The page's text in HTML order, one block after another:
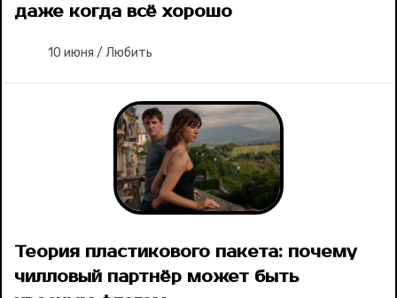
даже когда всё хорошо
10 июня / Любить
Теория пластикового пакета: почему
чилловый партнёр может быть